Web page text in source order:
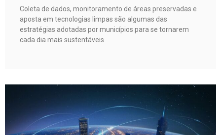
Coleta de dados, monitoramento de áreas preservadas e
aposta em tecnologias limpas são algumas das
estratégias adotadas por municípios para se tornarem
cada dia mais sustentáveis